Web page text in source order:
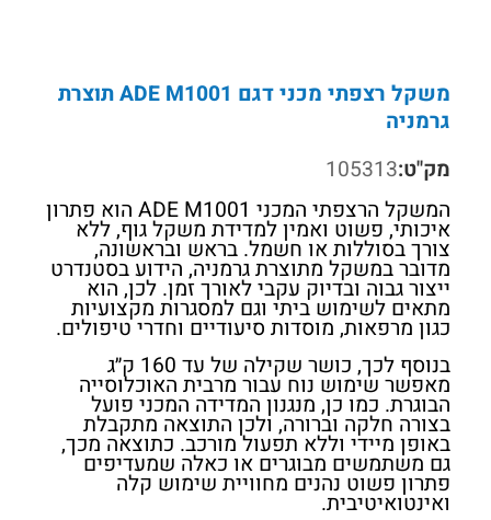
משקל רצפתי מכני דגם ADE M1001 תוצרת
גרמניה
מק"ט:105313
המשקל הרצפתי המכני ADE M1001 הוא פתרון
איכותי, פשוט ואמין למדידת משקל גוף, ללא
צורך בסוללות או חשמל. בראש ובראשונה,
מדובר במשקל מתוצרת גרמניה, הידוע בסטנדרט
ייצור גבוה ובדיוק עקבי לאורך זמן. לכן, הוא
מתאים לשימוש ביתי וגם למסגרות מקצועיות
כגון מרפאות, מוסדות סיעודיים וחדרי טיפולים.
בנוסף לכך, כושר שקילה של עד 160 ק״ג
מאפשר שימוש נוח עבור מרבית האוכלוסייה
הבוגרת. כמו כן, מנגנון המדידה המכני פועל
בצורה חלקה וברורה, ולכן התוצאה מתקבלת
באופן מיידי וללא תפעול מורכב. כתוצאה מכך,
גם משתמשים מבוגרים או כאלה שמעדיפים
פתרון פשוט נהנים מחוויית שימוש קלה
ואינטואיטיבית.